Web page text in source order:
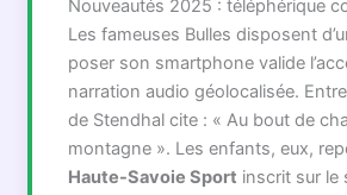
Nouveautés 2025 : téléphérique
Les fameuses Bulles disposent
poser son smartphone valide
narration audio géolocalisée.
de Stendhal cite : « Au bout de
montagne ». Les enfants, eux,
Haute-Savoie Sport inscrit sur le